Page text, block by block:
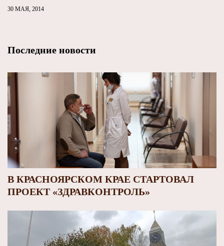
30 МАЯ, 2014
Последние новости
В КРАСНОЯРСКОМ КРАЕ СТАРТОВАЛ
ПРОЕКТ «ЗДРАВКОНТРОЛЬ»